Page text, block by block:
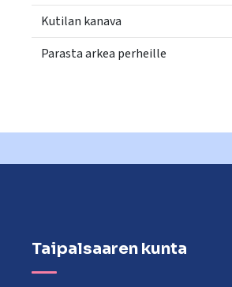
Kutilan kanava
Parasta arkea perheille
Taipalsaaren kunta